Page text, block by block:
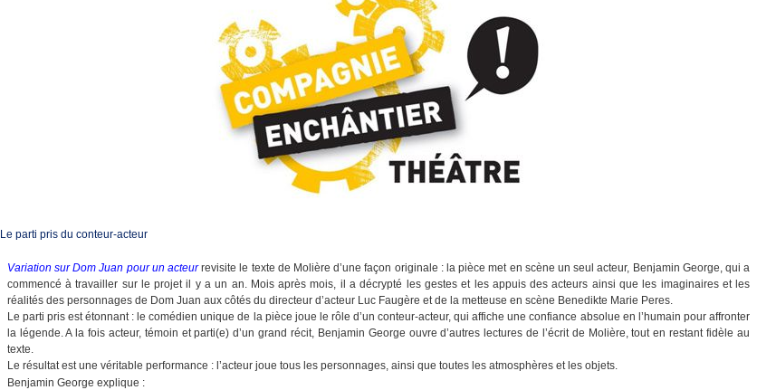
Le parti pris du conteur-acteur
Variation sur Dom Juan pour un acteurrevisite le texte de Molière d’une façon originale : la pièce met en scène un seul acteur, Benjamin George, qui a
commencé à travailler sur le projet il y a un an. Mois après mois, il a décrypté les gestes et les appuis des acteurs ainsi que les imaginaires et les
réalités des personnages de Dom Juan aux côtés du directeur d’acteur Luc Faugère et de la metteuse en scène Benedikte Marie Peres.
Le parti pris est étonnant : le comédien unique de la pièce joue le rôle d’un conteur-acteur, qui affiche une confiance absolue en l’humain pour affronter
la légende. A la fois acteur, témoin et parti(e) d’un grand récit, Benjamin George ouvre d’autres lectures de l’écrit de Molière, tout en restant fidèle au
texte.
Le résultat est une véritable performance : l’acteur joue tous les personnages, ainsi que toutes les atmosphères et les objets.
Benjamin George explique :